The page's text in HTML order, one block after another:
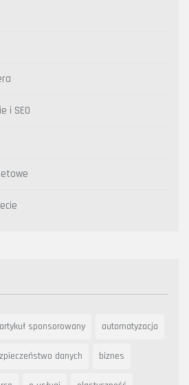
i SEO
artykuł sponsorowany automatyzacja
danych biznes